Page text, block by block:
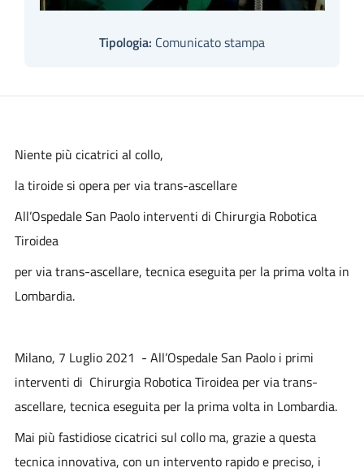
Tipologia: Comunicato stampa
Niente più cicatrici al collo,
la tiroide si opera per via trans-ascellare
All’Ospedale San Paolo interventi di Chirurgia Robotica
Tiroidea
per via trans-ascellare, tecnica eseguita per la prima volta in
Lombardia.
Milano, 7 Luglio 2021 - All’Ospedale San Paolo i primi
interventi di Chirurgia Robotica Tiroidea per via trans-
ascellare, tecnica eseguita per la prima volta in Lombardia.
Mai più fastidiose cicatrici sul collo ma, grazie a questa
tecnica innovativa, con un intervento rapido e preciso, i